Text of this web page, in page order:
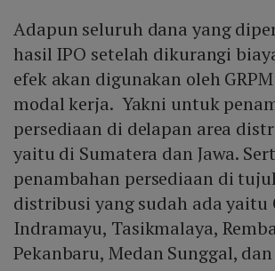
Adapun seluruh dana yang
hasil IPO setelah dikurangi
efek akan digunakan oleh
modal kerja. Yakni untuk
persediaan di delapan area
yaitu di Sumatera dan Jawa.
penambahan persediaan di
distribusi yang sudah ada yaitu
Indramayu, Tasikmalaya,
Pekanbaru, Medan Sunggal,